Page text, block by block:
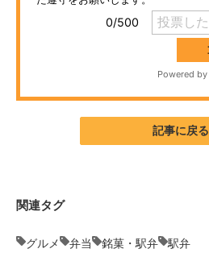
進化するPCとデバイスの未来
AI活用のいまが分かる
記事に戻る
関連タグ
グルメ 弁当 銘菓・駅弁 駅弁